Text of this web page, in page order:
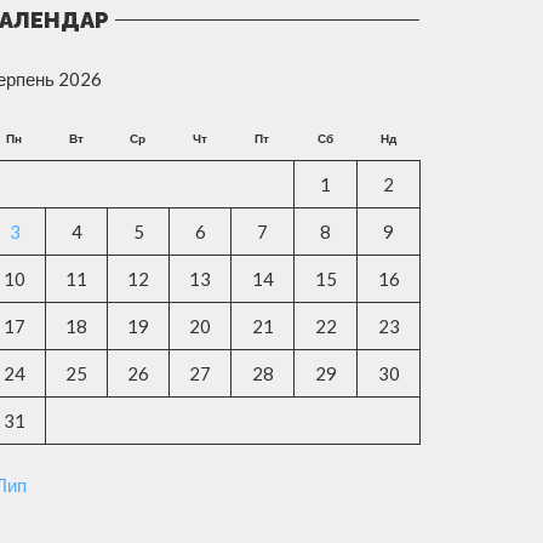
2026
Пн Вт Ср Чт Пт Сб Нд
1 2
3 4 5 6 7 8 9
10 11 12 13 14 15 16
17 18 19 20 21 22 23
24 25 26 27 28 29 30
31